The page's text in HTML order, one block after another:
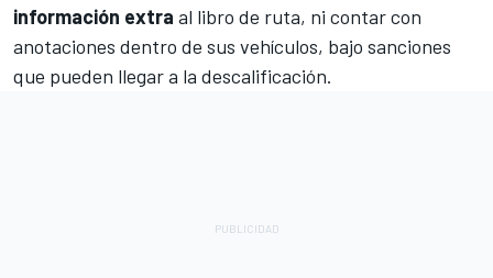
información extra al libro de ruta, ni contar con
anotaciones dentro de sus vehículos, bajo sanciones
que pueden llegar a la descalificación.